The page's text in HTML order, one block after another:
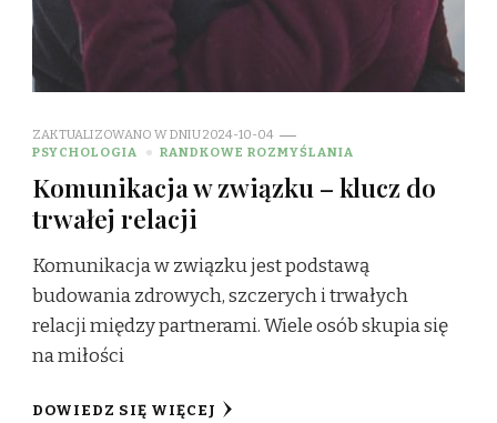
ZAKTUALIZOWANO W DNIU2024-10-04
PSYCHOLOGIA
RANDKOWE ROZMYŚLANIA
Komunikacja w związku – klucz do
trwałej relacji
Komunikacja w związku jest podstawą
budowania zdrowych, szczerych i trwałych
relacji między partnerami. Wiele osób skupia się
na miłości
DOWIEDZ SIĘ WIĘCEJ